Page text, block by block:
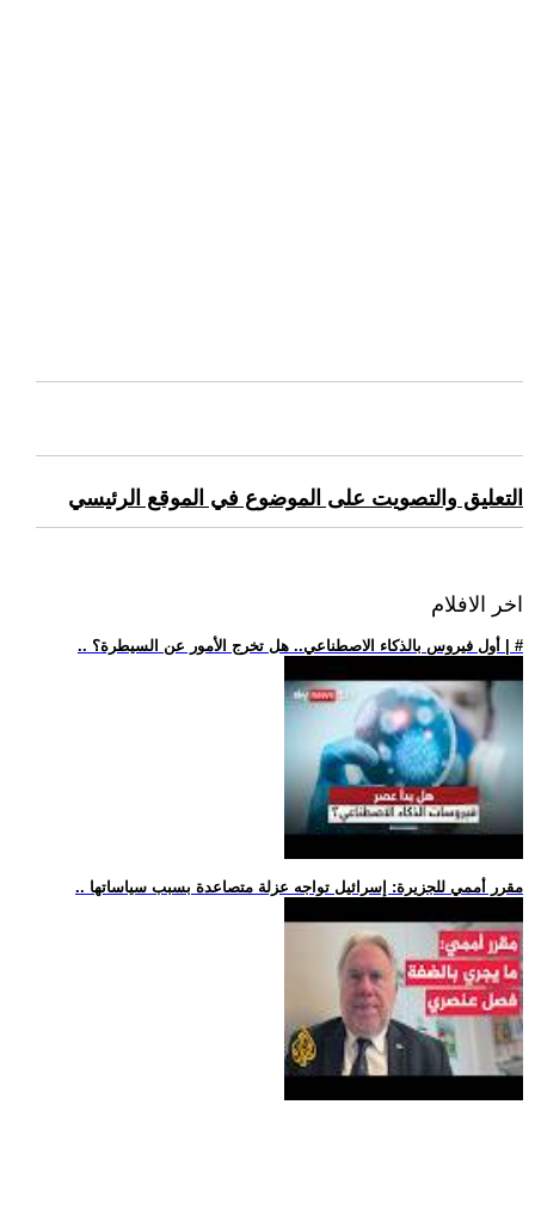
التعليق والتصويت على الموضوع في الموقع الرئيسي
اخر الافلام
.. أول فيروس بالذكاء الاصطناعي.. هل تخرج الأمور عن السيطرة؟ | #
.. مقرر أممي للجزيرة: إسرائيل تواجه عزلة متصاعدة بسبب سياساتها